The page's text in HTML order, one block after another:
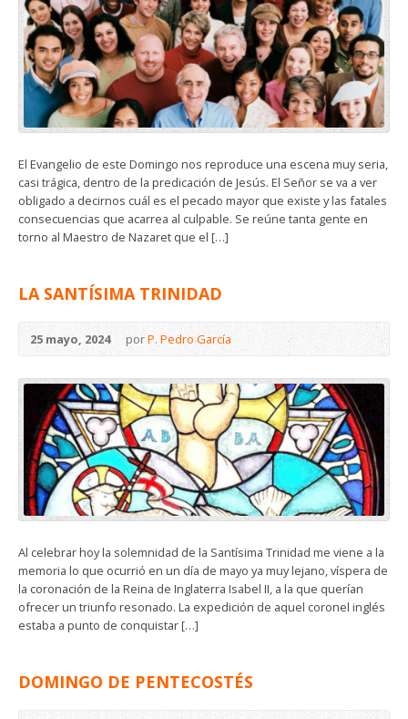
El Evangelio de este Domingo nos reproduce una escena muy seria,
casi trágica, dentro de la predicación de Jesús. El Señor se va a ver
obligado a decirnos cuál es el pecado mayor que existe y las fatales
consecuencias que acarrea al culpable. Se reúne tanta gente en
torno al Maestro de Nazaret que el […]
LA SANTÍSIMA TRINIDAD
25 mayo, 2024 porP. Pedro García
Al celebrar hoy la solemnidad de la Santísima Trinidad me viene a la
memoria lo que ocurrió en un día de mayo ya muy lejano, víspera de
la coronación de la Reina de Inglaterra Isabel II, a la que querían
ofrecer un triunfo resonado. La expedición de aquel coronel inglés
estaba a punto de conquistar […]
DOMINGO DE PENTECOSTÉS